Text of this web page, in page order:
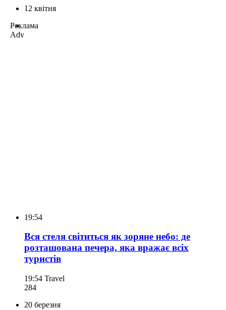
12 квітня
Реклама
Adv
19:54
Вся стеля світиться як зоряне небо: де
розташована печера, яка вражає всіх
туристів
19:54 Travel
284
20 березня